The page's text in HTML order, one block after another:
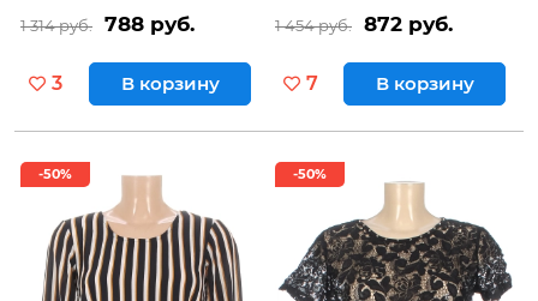
1 314 руб. 788 руб.
3 В корзину
1 454 руб. 872 руб.
7 В корзину
-50% -50%